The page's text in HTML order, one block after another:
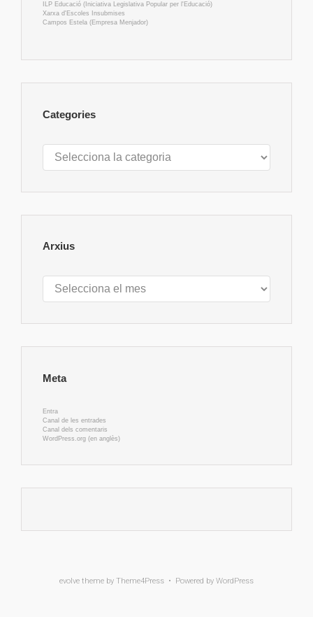
ILP Educació (Iniciativa Legislativa Popular per l'Educació)
Xarxa d'Escoles Insubmises
Campos Estela (Empresa Menjador)
Categories
Categories
Arxius
Arxius
Meta
Entra
Canal de les entrades
Canal dels comentaris
WordPress.org (en anglès)
evolve theme by Theme4Press • Powered by WordPress